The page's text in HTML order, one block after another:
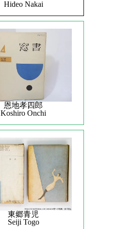
Hideo Nakai
恩地孝四郎
Koshiro Onchi
東郷青児
Seiji Togo